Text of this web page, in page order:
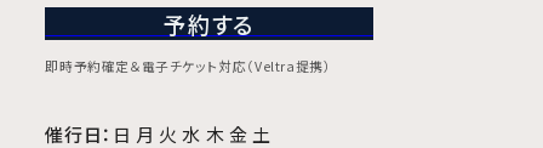
予約する
即時予約確定＆電子チケット対応（Veltra提携）
催行日： 日 月 火 水 木 金 土